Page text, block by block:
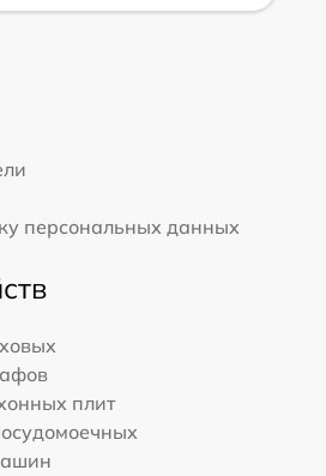
персональных данных
плит